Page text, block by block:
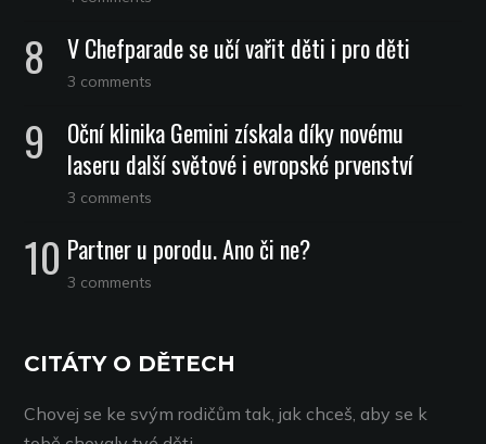
V Chefparade se učí vařit děti i pro děti
3 comments
Oční klinika Gemini získala díky novému
laseru další světové i evropské prvenství
3 comments
Partner u porodu. Ano či ne?
3 comments
CITÁTY O DĚTECH
Chovej se ke svým rodičům tak, jak chceš, aby se k